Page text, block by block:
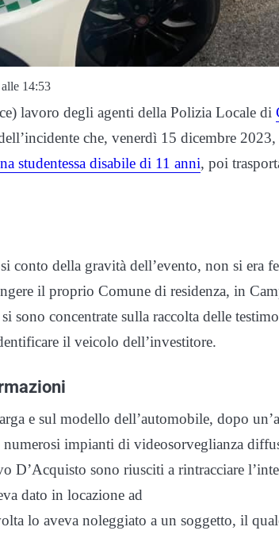
14:53
lavoro degli agenti della Polizia Locale di
che, venerdì 15 dicembre
studentessa disabile di 11 anni, poi
conto della gravità dell’evento, non si era
il proprio Comune di residenza, in
sono concentrate sulla raccolta delle
il veicolo dell’investitore.
e sul modello dell’automobile, dopo
numerosi impianti di videosorveglianza
D’Acquisto sono riusciti a rintracciare
dato in locazione ad
lo aveva noleggiato a un soggetto, il